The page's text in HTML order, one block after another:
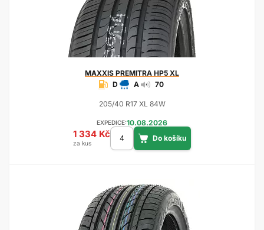
MAXXIS PREMITRA HP5 XL
D
A 70
205/40 R17 XL 84W
EXPEDICE:10.08.2026
1 334 Kč
za kus